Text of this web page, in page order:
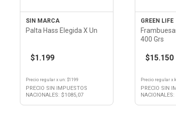
SIN MARCA
Palta Hass Elegida X Un
$1.199
Precio regularx un: $1199
PRECIO SIN IMPUESTOS
NACIONALES: $1085,07
GREEN LIFE
400 Grs
$15.150
Precio regularx
PRECIO SIN
NACIONALES: